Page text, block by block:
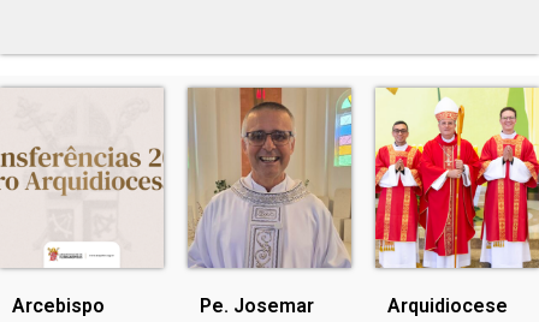
Arcebispo
Pe. Josemar
Arquidiocese